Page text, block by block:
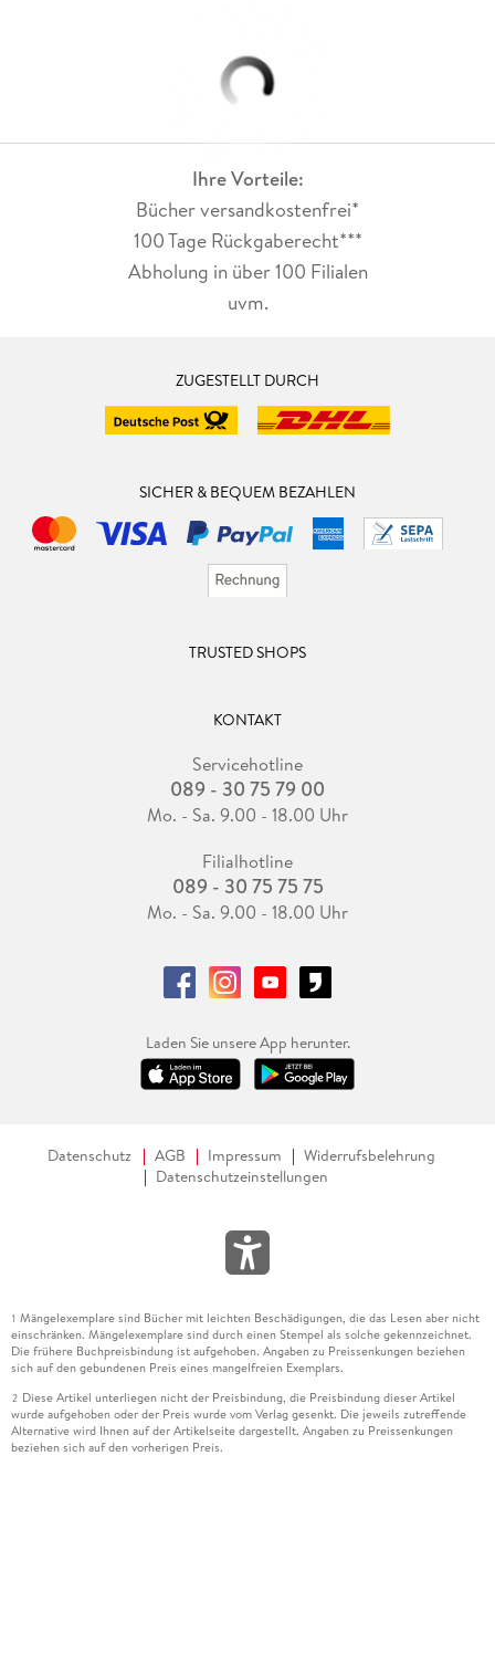
Ihre Vorteile:
Bücher versandkostenfrei*
100 Tage Rückgaberecht***
Abholung in über 100 Filialen
uvm.
ZUGESTELLT DURCH
SICHER & BEQUEM BEZAHLEN
TRUSTED SHOPS
KONTAKT
Servicehotline
089 - 30 75 79 00
Mo. - Sa. 9.00 - 18.00 Uhr
Filialhotline
089 - 30 75 75 75
Mo. - Sa. 9.00 - 18.00 Uhr
Laden Sie unsere App herunter.
Datenschutz AGB Impressum
Widerrufsbelehrung
Datenschutzeinstellungen
1 Mängelexemplare sind Bücher mit leichten Beschädigungen, die das Lesen aber nicht
einschränken. Mängelexemplare sind durch einen Stempel als solche gekennzeichnet.
Die frühere Buchpreisbindung ist aufgehoben. Angaben zu Preissenkungen beziehen
sich auf den gebundenen Preis eines mangelfreien Exemplars.
2 Diese Artikel unterliegen nicht der Preisbindung, die Preisbindung dieser Artikel
wurde aufgehoben oder der Preis wurde vom Verlag gesenkt. Die jeweils zutreffende
Alternative wird Ihnen auf der Artikelseite dargestellt. Angaben zu Preissenkungen
beziehen sich auf den vorherigen Preis.